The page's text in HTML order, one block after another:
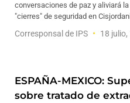
conversaciones de paz y aliviará
"cierres" de seguridad en
Corresponsal de IPS 18 julio,
ESPAÑA-MEXICO:
sobre tratado de